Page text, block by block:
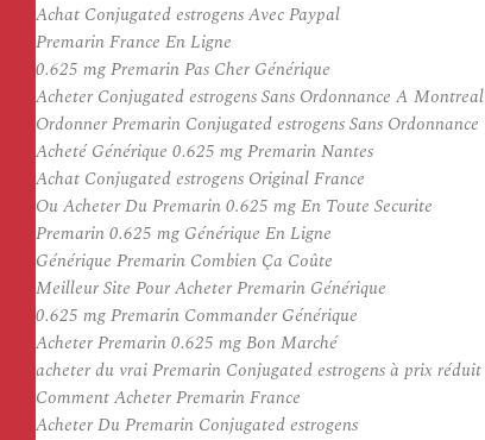
Achat Conjugated estrogens Avec Paypal
Premarin France En Ligne
0.625 mg Premarin Pas Cher Générique
Acheter Conjugated estrogens Sans Ordonnance A Montreal
Ordonner Premarin Conjugated estrogens Sans Ordonnance
Acheté Générique 0.625 mg Premarin Nantes
Achat Conjugated estrogens Original France
Ou Acheter Du Premarin 0.625 mg En Toute Securite
Premarin 0.625 mg Générique En Ligne
Générique Premarin Combien Ça Coûte
Meilleur Site Pour Acheter Premarin Générique
0.625 mg Premarin Commander Générique
Acheter Premarin 0.625 mg Bon Marché
acheter du vrai Premarin Conjugated estrogens à prix réduit
Comment Acheter Premarin France
Acheter Du Premarin Conjugated estrogens